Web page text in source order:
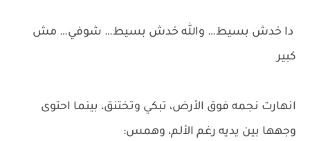
دا خدش بسيط… والله خدش بسيط… شوفي… مش
كبير
انهارت نجمه فوق الأرض، تبكي وتختنق، بينما احتوى
وجهها بين يديه رغم الألم، وهمس: